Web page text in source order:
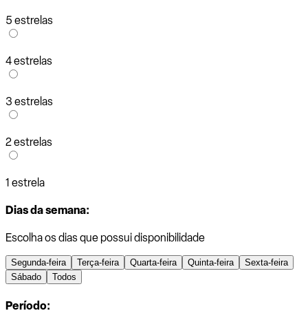
5 estrelas
4 estrelas
3 estrelas
2 estrelas
1 estrela
Dias da semana:
Escolha os dias que possui disponibilidade
Segunda-feira Terça-feira Quarta-feira Quinta-feira
Sexta-feira
Sábado
Todos
Período: